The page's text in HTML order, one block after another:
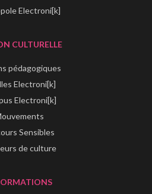
Electroni[k]
CULTURELLE
pédagogiques
Electroni[k]
Electroni[k]
Sensibles
de culture